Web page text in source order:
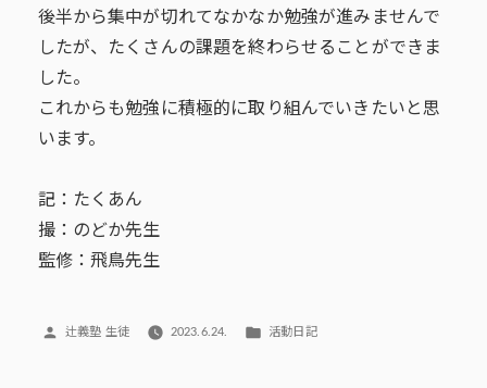
後半から集中が切れてなかなか勉強が進みませんで
したが、たくさんの課題を終わらせることができま
した。
これからも勉強に積極的に取り組んでいきたいと思
います。
記：たくあん
撮：のどか先生
監修：飛鳥先生
投
辻義塾 生徒 2023.6.24.
カ
活動日記